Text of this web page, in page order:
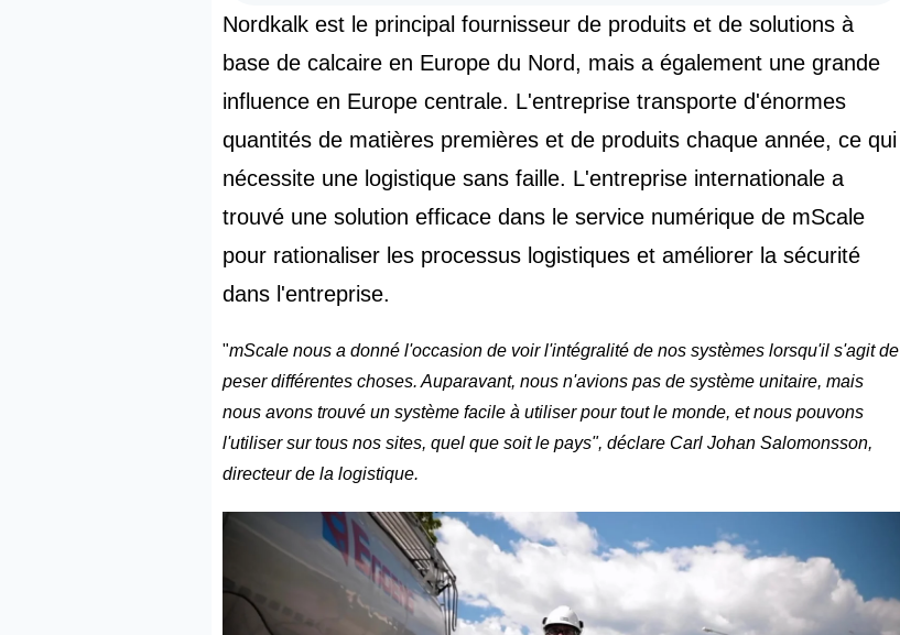
Nordkalk est le principal fournisseur de produits et de solutions à
base de calcaire en Europe du Nord, mais a également une grande
influence en Europe centrale. L'entreprise transporte d'énormes
quantités de matières premières et de produits chaque année, ce qui
nécessite une logistique sans faille. L'entreprise internationale a
trouvé une solution efficace dans le service numérique de mScale
pour rationaliser les processus logistiques et améliorer la sécurité
dans l'entreprise.
"mScale nous a donné l'occasion de voir l'intégralité de nos systèmes lorsqu'il s'agit de
peser différentes choses. Auparavant, nous n'avions pas de système unitaire, mais
nous avons trouvé un système facile à utiliser pour tout le monde, et nous pouvons
l'utiliser sur tous nos sites, quel que soit le pays", déclare Carl Johan Salomonsson,
directeur de la logistique.